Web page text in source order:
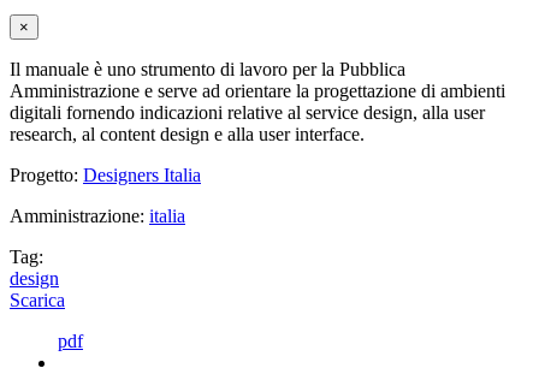
×
Il manuale è uno strumento di lavoro per la Pubblica
Amministrazione e serve ad orientare la progettazione di ambienti
digitali fornendo indicazioni relative al service design, alla user
research, al content design e alla user interface.
Progetto: Designers Italia
Amministrazione: italia
Tag:
design
Scarica
pdf